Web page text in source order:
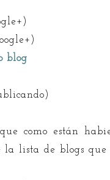
blog
como están
lista de blogs que